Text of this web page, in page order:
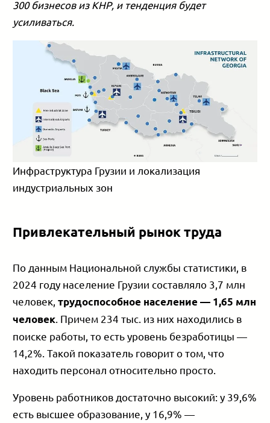
300 бизнесов из КНР, и тенденция будет
усиливаться.
Инфраструктура Грузии и локализация
индустриальных зон
Привлекательный рынок труда
По данным Национальной службы статистики, в
2024 году население Грузии составляло 3,7 млн
человек,трудоспособное население — 1,65 млн
человек . Причем 234 тыс. из них находились в
поиске работы, то есть уровень безработицы —
14,2%. Такой показатель говорит о том, что
находить персонал относительно просто.
Уровень работников достаточно высокий: у 39,6%
есть высшее образование, у 16,9% —